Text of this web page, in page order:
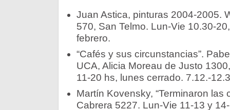
Juan Astica, pinturas 2004-2005.
570, San Telmo. Lun-Vie 10.30-
febrero.
“Cafés y sus circunstancias”.
UCA, Alicia Moreau de Justo
11-20 hs, lunes cerrado. 7.12.-
Martín Kovensky, “Terminaron las
Cabrera 5227. Lun-Vie 11-13 y